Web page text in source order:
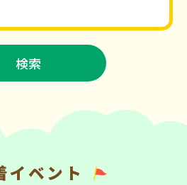
イベント